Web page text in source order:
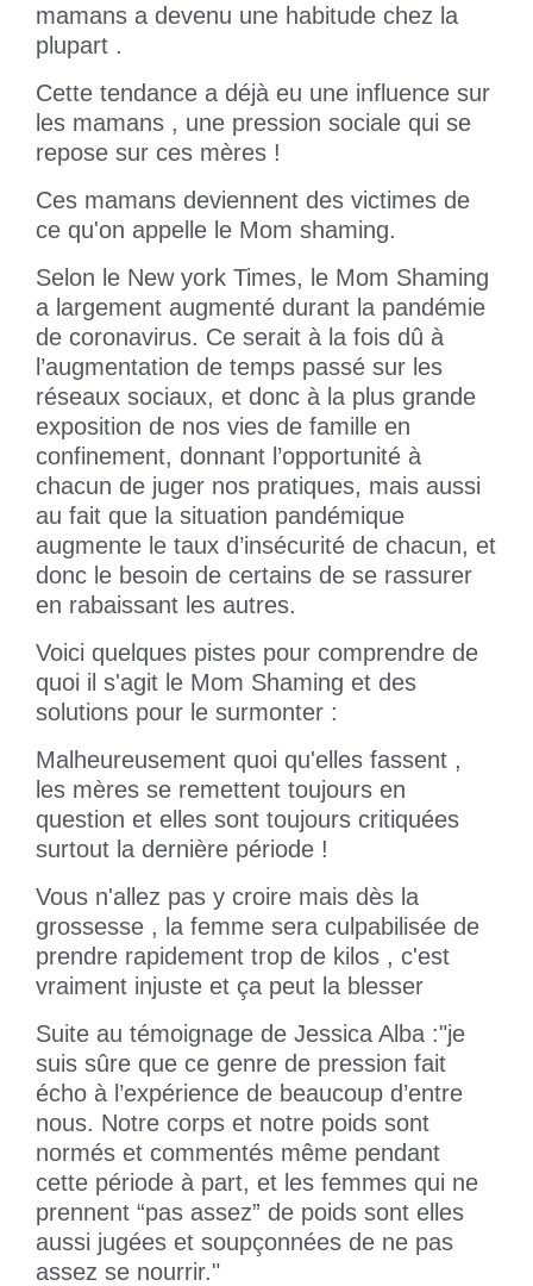
mamans a devenu une habitude chez la
plupart .
Cette tendance a déjà eu une influence sur
les mamans , une pression sociale qui se
repose sur ces mères !
Ces mamans deviennent des victimes de
ce qu'on appelle le Mom shaming.
Selon le New york Times, le Mom Shaming
a largement augmenté durant la pandémie
de coronavirus. Ce serait à la fois dû à
l’augmentation de temps passé sur les
réseaux sociaux, et donc à la plus grande
exposition de nos vies de famille en
confinement, donnant l’opportunité à
chacun de juger nos pratiques, mais aussi
au fait que la situation pandémique
augmente le taux d’insécurité de chacun, et
donc le besoin de certains de se rassurer
en rabaissant les autres.
Voici quelques pistes pour comprendre de
quoi il s'agit le Mom Shaming et des
solutions pour le surmonter :
Malheureusement quoi qu'elles fassent ,
les mères se remettent toujours en
question et elles sont toujours critiquées
surtout la dernière période !
Vous n'allez pas y croire mais dès la
grossesse , la femme sera culpabilisée de
prendre rapidement trop de kilos , c'est
vraiment injuste et ça peut la blesser
Suite au témoignage de Jessica Alba :"je
suis sûre que ce genre de pression fait
écho à l’expérience de beaucoup d’entre
nous. Notre corps et notre poids sont
normés et commentés même pendant
cette période à part, et les femmes qui ne
prennent “pas assez” de poids sont elles
aussi jugées et soupçonnées de ne pas
assez se nourrir."